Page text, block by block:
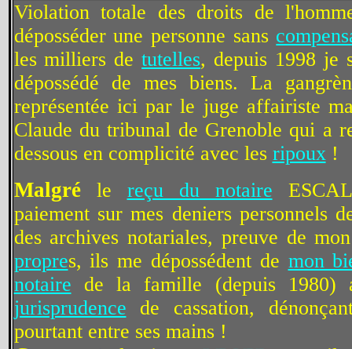
Violation totale des droits de
déposséder une personne sans
les milliers detutelles, depuis 1998 je
dépossédé de mes biens. La
représentée ici par le juge affairiste
Claude du tribunal de Grenoble qui a
dessous en complicité avec les ripoux!
Malgréle reçu du notaire
paiement sur mes deniers personnels
des archives notariales, preuve de
propres, ils me dépossédent de mon
notaire de la famille (depuis 1980)
jurisprudence de cassation,
pourtant entre ses mains !